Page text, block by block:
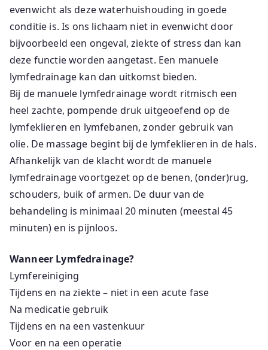
evenwicht als deze waterhuishouding in goede
conditie is. Is ons lichaam niet in evenwicht door
bijvoorbeeld een ongeval, ziekte of stress dan kan
deze functie worden aangetast. Een manuele
lymfedrainage kan dan uitkomst bieden.
Bij de manuele lymfedrainage wordt ritmisch een
heel zachte, pompende druk uitgeoefend op de
lymfeklieren en lymfebanen, zonder gebruik van
olie. De massage begint bij de lymfeklieren in de hals.
Afhankelijk van de klacht wordt de manuele
lymfedrainage voortgezet op de benen, (onder)rug,
schouders, buik of armen. De duur van de
behandeling is minimaal 20 minuten (meestal 45
minuten) en is pijnloos.
Wanneer Lymfedrainage?
Lymfereiniging
Tijdens en na ziekte – niet in een acute fase
Na medicatie gebruik
Tijdens en na een vastenkuur
Voor en na een operatie